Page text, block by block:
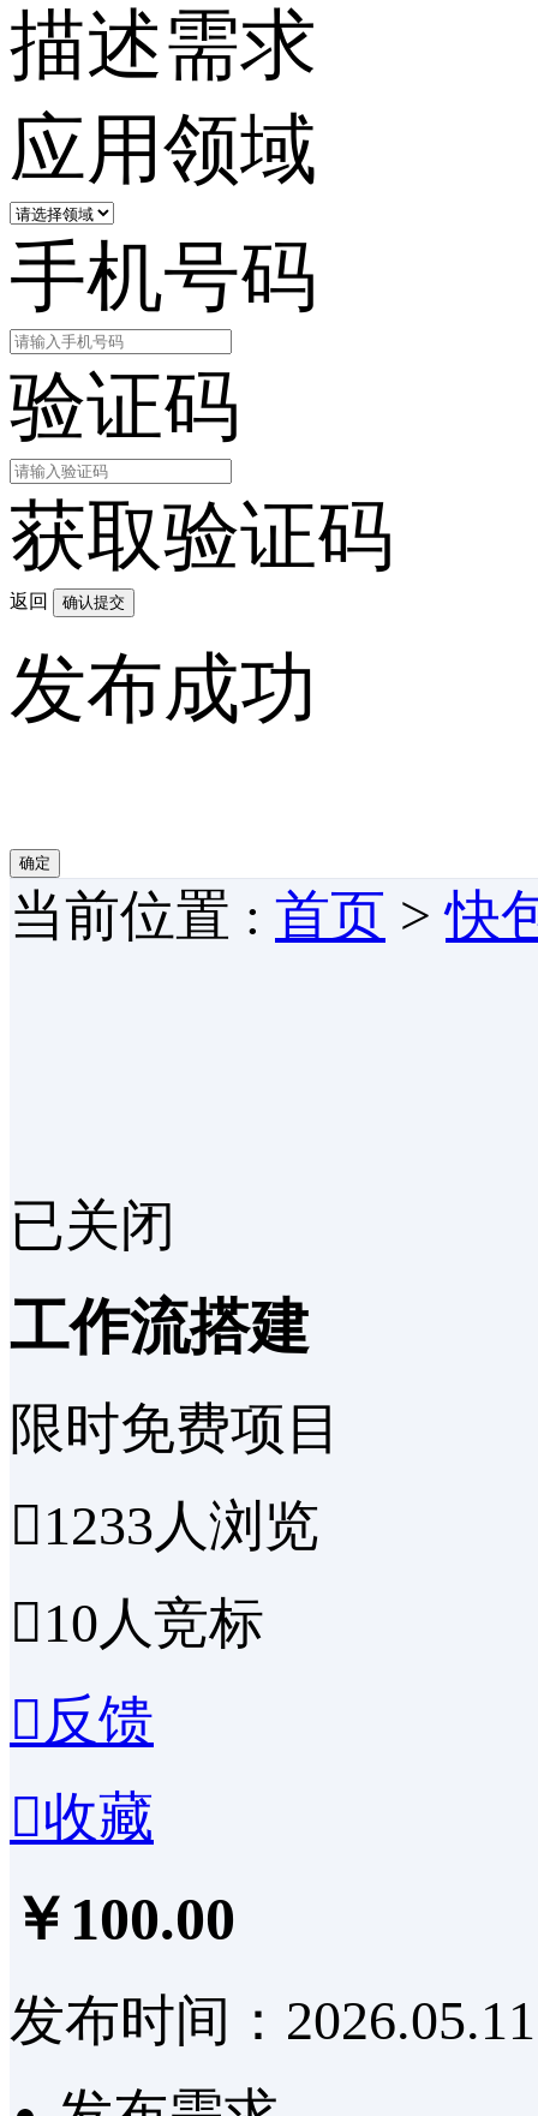
描述需求
应用领域
手机号码
验证码
获取验证码
返回 确认提交
发布成功
确定
当前位置 : 首页 >快
已关闭
工作流搭建
限时免费项目
1233人浏览
10人竞标
反馈
收藏
￥100.00
发布时间：2026.05.11